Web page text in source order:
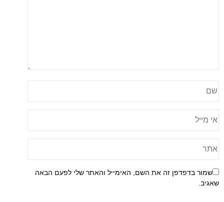
שמור בדפדפן זה את השם, האימייל והאתר שלי לפעם הבאה
שאגיב.